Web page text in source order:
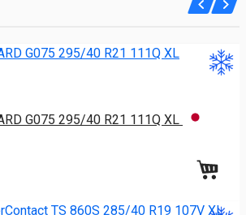
G075 295/40 R21 111Q XL